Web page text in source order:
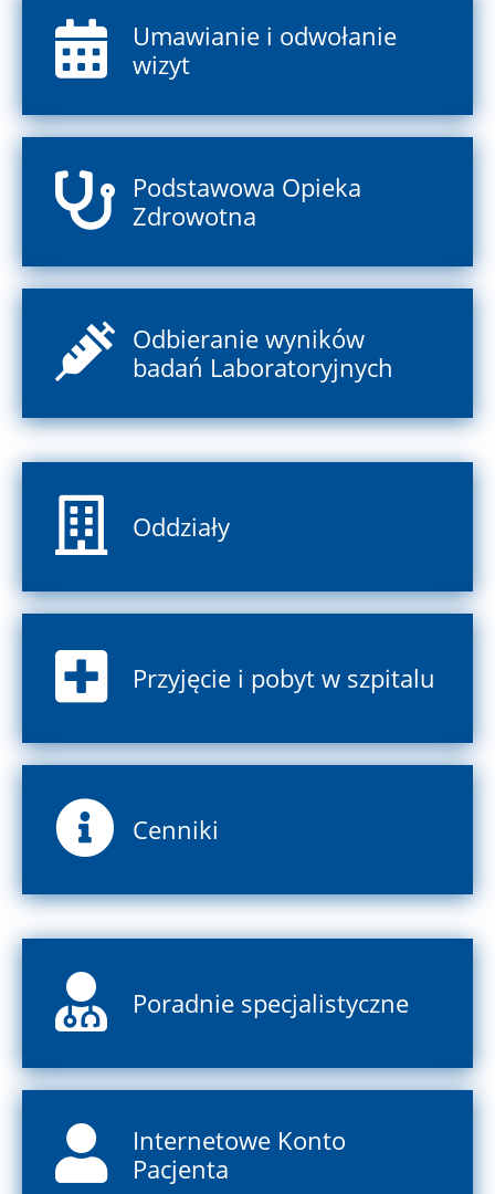
Umawianie i odwołanie
wizyt
Podstawowa Opieka
Zdrowotna
Odbieranie wyników
badań Laboratoryjnych
Oddziały
Przyjęcie i pobyt w szpitalu
Cenniki
Poradnie specjalistyczne
Internetowe Konto
Pacjenta